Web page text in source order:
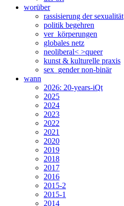
worüber
rassisierung der sexualität
politik begehren
ver_körperungen
globales netz
neoliberal< >queer
kunst & kulturelle praxis
sex_gender non-binär
wann
2026: 20-years-iQt
2025
2024
2023
2022
2021
2020
2019
2018
2017
2016
2015-2
2015-1
2014